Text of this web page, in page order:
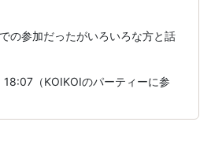
の参加だったがいろいろな方と話
（KOIKOIのパーティーに参